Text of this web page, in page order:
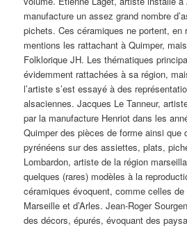
manufacture un assez grand nombre
pichets. Ces céramiques ne portent, en
mentions les rattachant à Quimper,
Folklorique JH. Les thématiques
évidemment rattachées à sa région,
l’artiste s’est essayé à des
alsaciennes. Jacques Le Tanneur,
par la manufacture Henriot dans les
Quimper des pièces de forme ainsi que
pyrénéens sur des assiettes, plats,
Lombardon, artiste de la région
quelques (rares) modèles à la
céramiques évoquent, comme celles
Marseille et d’Arles. Jean-Roger
des décors, épurés, évoquant des